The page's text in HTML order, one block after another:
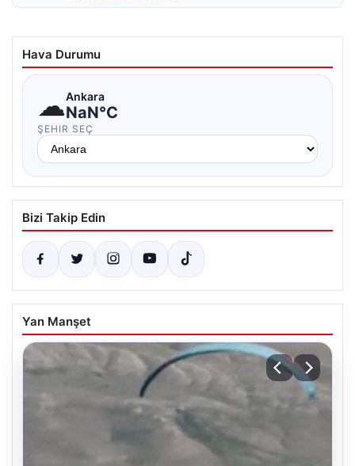
Hava Durumu
☁Ankara
NaN°C
ŞEHIR SEÇ
Bizi Takip Edin
Yan Manşet